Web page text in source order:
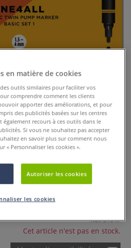
Acrylic Twin
Twin Molotowacryliques double
rechargeables, tous supports,
64,50 €
Réf.31947
Cet article n'est pas en stock.
en matière de cookies
outils similaires pour faciliter vos
comprendre comment les clients
apporter des améliorations, et pour
des publicités basées sur les centres
également recours à ces outils dans le
Si vous ne souhaitez pas accepter
en savoir plus sur comment nous
« Personnaliser les cookies ».
Autoriser les cookies
les cookies